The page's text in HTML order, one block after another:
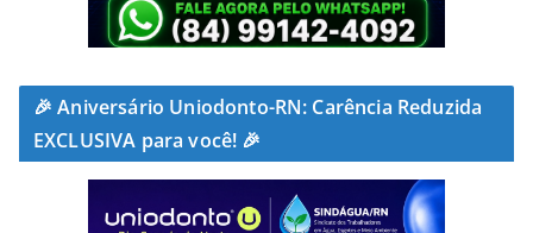
🎉 Aniversário Uniodonto-RN: Carência Reduzida
EXCLUSIVA para você! 🎉